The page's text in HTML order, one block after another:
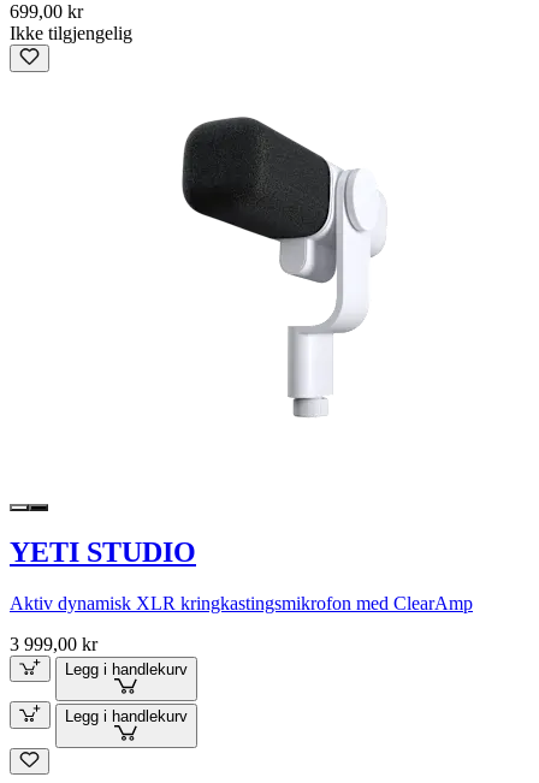
699,00 kr
Ikke tilgjengelig
YETI STUDIO
Aktiv dynamisk XLR kringkastingsmikrofon med ClearAmp
3 999,00 kr
Legg i handlekurv
Legg i handlekurv